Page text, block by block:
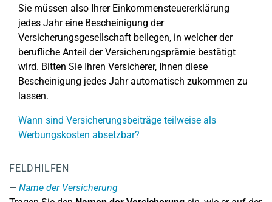
Sie müssen also Ihrer Einkommensteuererklärung
jedes Jahr eine Bescheinigung der
Versicherungsgesellschaft beilegen, in welcher der
berufliche Anteil der Versicherungsprämie bestätigt
wird. Bitten Sie Ihren Versicherer, Ihnen diese
Bescheinigung jedes Jahr automatisch zukommen zu
lassen.
Wann sind Versicherungsbeiträge teilweise als
Werbungskosten absetzbar?
FELDHILFEN
Name der Versicherung